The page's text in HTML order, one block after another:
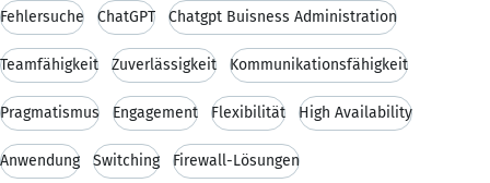
Fehlersuche ChatGPT Chatgpt Buisness Administration
Teamfähigkeit Zuverlässigkeit Kommunikationsfähigkeit
Pragmatismus Engagement Flexibilität High Availability
Anwendung Switching Firewall-Lösungen